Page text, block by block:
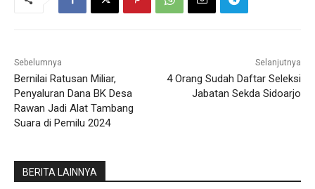
Sebelumnya
Bernilai Ratusan Miliar,
Penyaluran Dana BK Desa
Rawan Jadi Alat Tambang
Suara di Pemilu 2024
Selanjutnya
4 Orang Sudah Daftar Seleksi
Jabatan Sekda Sidoarjo
BERITA LAINNYA